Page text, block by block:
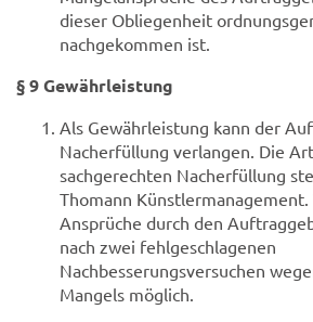
dieser Obliegenheit
nachgekommen ist.
§ 9 Gewährleistung
Als Gewährleistung kann der
Nacherfüllung verlangen. Die
sachgerechten Nacherfüllung
Thomann
Ansprüche durch den
nach zwei fehlgeschlagenen
Nachbesserungsversuchen
Mangels möglich.